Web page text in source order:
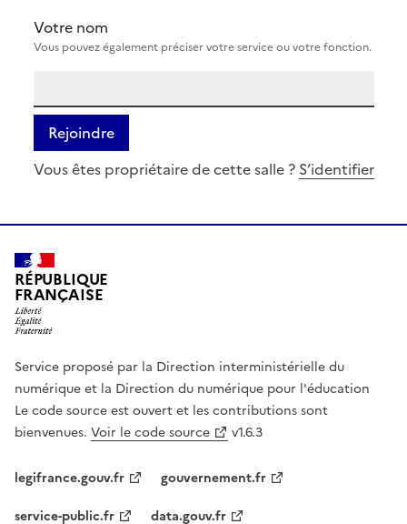
Votre nom
Vous pouvez également préciser votre service ou votre fonction.
Rejoindre
Vous êtes propriétaire de cette salle ? S’identifier
RÉPUBLIQUE
FRANÇAISE
Service proposé par la Direction interministérielle du
numérique et la Direction du numérique pour l'éducation
Le code source est ouvert et les contributions sont
bienvenues. Voir le code source v1.6.3
legifrance.gouv.fr
gouvernement.fr
service-public.fr
data.gouv.fr